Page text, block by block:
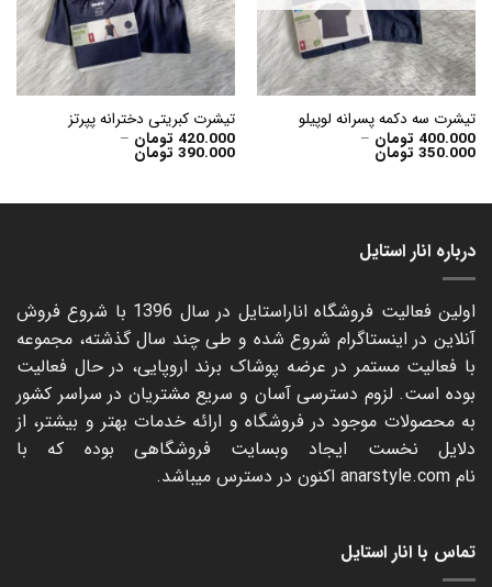
تیشرت سه دکمه پسرانه لوپیلو
400.000 تومان –
350.000 تومانPrice
range:
400.000 تومان
تیشرت کبریتی دخترانه پپرتز
420.000 تومان –
390.000 تومانPrice
range:
420.000 تومان
درباره انار استایل
اولین فعالیت فروشگاه اناراستایل در سال 1396 با شروع فروش
آنلاین در اینستاگرام شروع شده و طی چند سال گذشته، مجموعه
با فعالیت مستمر در عرضه پوشاک برند اروپایی، در حال فعالیت
بوده است. لزوم دسترسی آسان و سریع مشتریان در سراسر کشور
به محصولات موجود در فروشگاه و ارائه خدمات بهتر و بیشتر، از
دلایل نخست ایجاد وبسایت فروشگاهی بوده که با
نام anarstyle.com اکنون در دسترس میباشد.
تماس با انار استایل